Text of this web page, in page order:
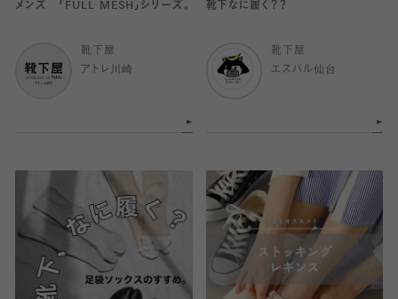
メンズ 「FULL MESH」シリーズ。
靴下屋
アトレ川崎
靴下なに履く？？
靴下屋
エスパル仙台